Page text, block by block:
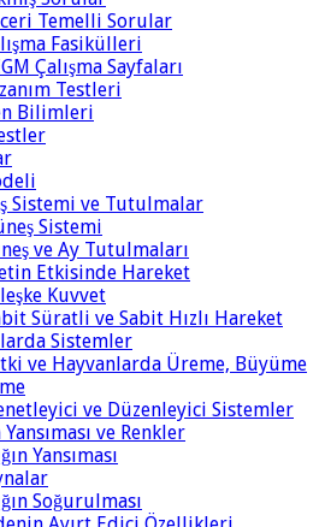
Temelli Sorular
Fasikülleri
Çalışma Sayfaları
Testleri
Bilimleri
Sistemi ve Tutulmalar
Sistemi
ve Ay Tutulmaları
Etkisinde Hareket
Kuvvet
Süratli ve Sabit Hızlı Hareket
Sistemler
ve Hayvanlarda Üreme, Büyüme
ve Düzenleyici Sistemler
ve Renkler
Yansıması
Soğurulması